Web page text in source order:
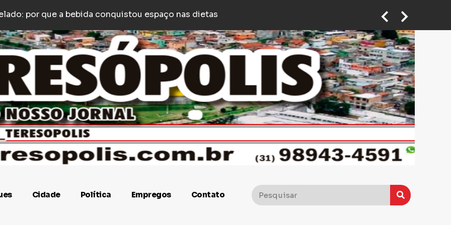
pé agredido com socos e empurrões após estacionar em ponto de taxi em BH
Cidade Política Empregos Contato